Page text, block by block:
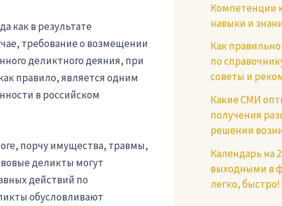
как в результате
требование о возмещении
деликтного деяния, при
правило, является одним
в российском
порчу имущества, травмы,
деликты могут
действий по
обусловливают
Компетенции
навыки и
Как
по
советы и
Какие СМИ
получения
решении
Календарь на
выходными в
легко, быстро!